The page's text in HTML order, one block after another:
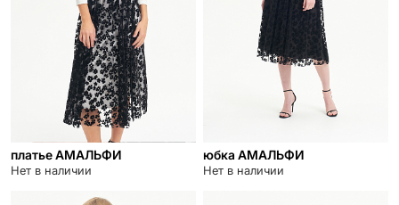
платье АМАЛЬФИ
Нет в наличии
юбка АМАЛЬФИ
Нет в наличии